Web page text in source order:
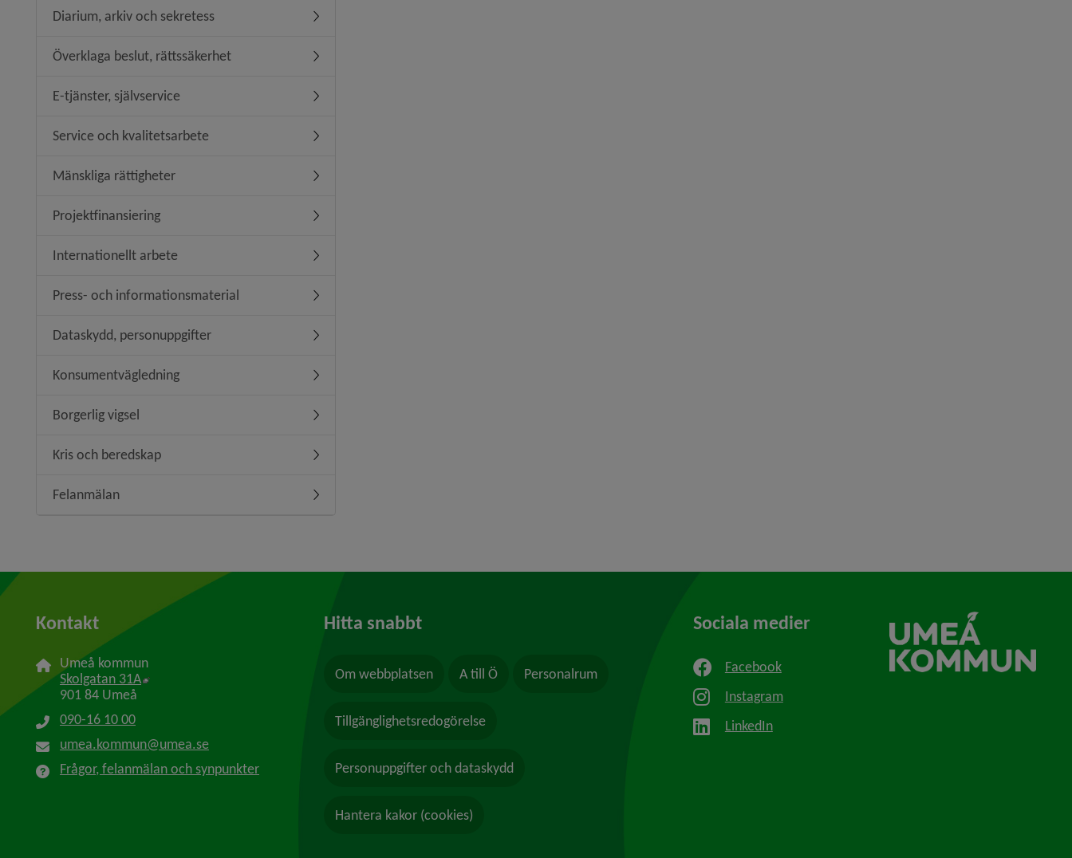
Diarium, arkiv och sekretess Undermeny för Diarium, arkiv och sekretess
Överklaga beslut, rättssäkerhet Undermeny för Överklaga beslut, rättssäkerhet
E-tjänster, självservice Undermeny för E-tjänster, självservice
Service och kvalitetsarbete Undermeny för Service och kvalitetsarbete
Mänskliga rättigheter Undermeny för Mänskliga rättigheter
Projektfinansiering Undermeny för Projektfinansiering
Internationellt arbete Undermeny för Internationellt arbete
Press- och informationsmaterial Undermeny för Press- och informationsmaterial
Dataskydd, personuppgifter Undermeny för Dataskydd, personuppgifter
Konsumentvägledning Undermeny för Konsumentvägledning
Borgerlig vigsel Undermeny för Borgerlig vigsel
Kris och beredskap Undermeny för Kris och beredskap
Felanmälan Undermeny för Felanmälan
Kontakt
Umeå kommun
Skolgatan 31A Länk till annan webbplats, öppnas i nytt fönster.
901 84 Umeå
090-16 10 00
umea.kommun@umea.se
Frågor, felanmälan och synpunkter
Hitta snabbt
Om webbplatsen A till Ö Personalrum
Tillgänglighetsredogörelse
Personuppgifter och dataskydd
Hantera kakor (cookies)
Sociala medier
Facebook
Instagram
LinkedIn